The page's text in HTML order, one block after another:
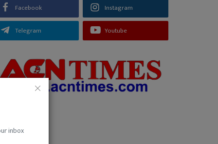
inbox
Facebook Instagram
Telegram Youtube